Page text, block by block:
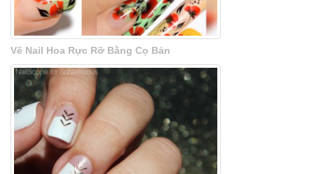
Vẽ Nail Hoa Rực Rỡ Bằng Cọ Bản